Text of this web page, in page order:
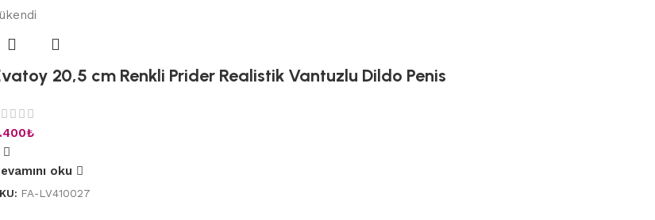
20,5 cm Renkli Prider Realistik Vantuzlu Dildo Penis
₺
oku
FA-LV410027